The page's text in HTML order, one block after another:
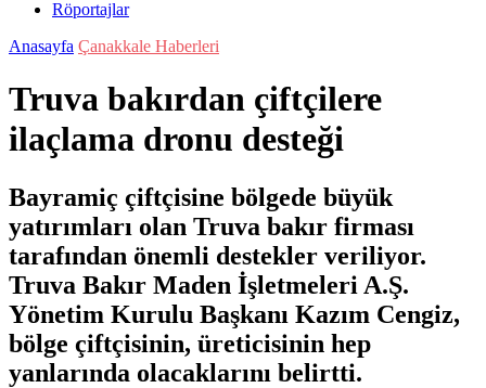
Röportajlar
Anasayfa Çanakkale Haberleri
Truva bakırdan çiftçilere
ilaçlama dronu desteği
Bayramiç çiftçisine bölgede büyük
yatırımları olan Truva bakır firması
tarafından önemli destekler veriliyor.
Truva Bakır Maden İşletmeleri A.Ş.
Yönetim Kurulu Başkanı Kazım Cengiz,
bölge çiftçisinin, üreticisinin hep
yanlarında olacaklarını belirtti.